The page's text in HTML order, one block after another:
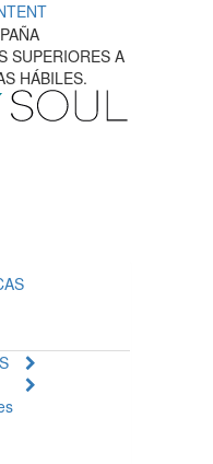
SUPERIORES A
HÁBILES.